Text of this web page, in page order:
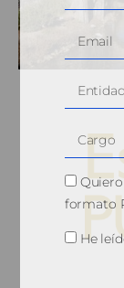
formato
He